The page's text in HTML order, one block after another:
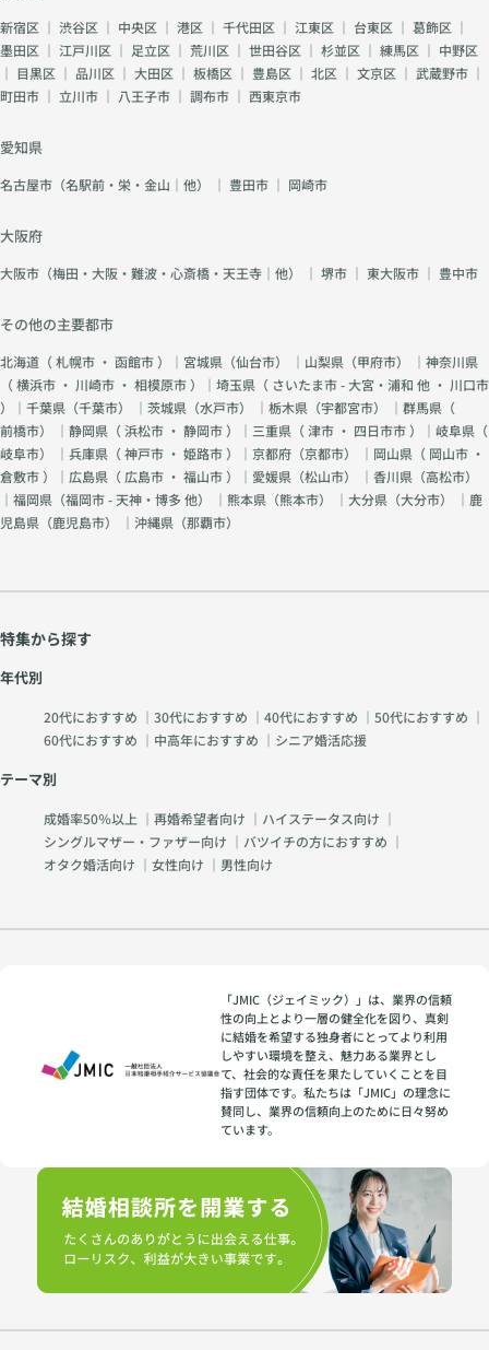
新宿区 ｜ 渋谷区 ｜ 中央区 ｜ 港区 ｜ 千代田区 ｜ 江東区 ｜ 台東区 ｜ 葛飾区 ｜
墨田区 ｜ 江戸川区 ｜ 足立区 ｜ 荒川区 ｜ 世田谷区 ｜ 杉並区 ｜ 練馬区 ｜ 中野区
｜ 目黒区 ｜ 品川区 ｜ 大田区 ｜ 板橋区 ｜ 豊島区 ｜ 北区 ｜ 文京区 ｜ 武蔵野市 ｜
町田市 ｜ 立川市 ｜ 八王子市 ｜ 調布市 ｜ 西東京市
愛知県
名古屋市（名駅前・栄・金山｜他） ｜ 豊田市 ｜ 岡崎市
大阪府
大阪市（梅田・大阪・難波・心斎橋・天王寺｜他） ｜ 堺市 ｜ 東大阪市 ｜ 豊中市
その他の主要都市
北海道（札幌市 ・ 函館市）｜宮城県（仙台市） ｜山梨県（甲府市） ｜神奈川県
（横浜市 ・ 川崎市 ・ 相模原市）｜埼玉県（ さいたま市 - 大宮・浦和 他 ・ 川口市
）｜千葉県（千葉市） ｜茨城県（水戸市） ｜栃木県（宇都宮市） ｜群馬県（
前橋市） ｜静岡県（浜松市 ・ 静岡市）｜三重県（津市 ・ 四日市市）｜岐阜県（
岐阜市） ｜兵庫県（神戸市 ・ 姫路市）｜京都府（京都市） ｜岡山県（ 岡山市 ・
倉敷市）｜広島県（ 広島市 ・ 福山市）｜愛媛県（松山市） ｜香川県（高松市）
｜福岡県（福岡市 - 天神・博多 他） ｜熊本県（熊本市） ｜大分県（大分市） ｜鹿
児島県（鹿児島市） ｜沖縄県（那覇市）
特集から探す
年代別
20代におすすめ ｜ 30代におすすめ ｜ 40代におすすめ ｜ 50代におすすめ ｜
60代におすすめ ｜ 中高年におすすめ ｜ シニア婚活応援
テーマ別
成婚率50％以上 ｜ 再婚希望者向け ｜ ハイステータス向け ｜
シングルマザー・ファザー向け ｜ バツイチの方におすすめ ｜
オタク婚活向け ｜ 女性向け ｜ 男性向け
「JMIC（ジェイミック）」は、業界の信頼
性の向上とより一層の健全化を図り、真剣
に結婚を希望する独身者にとってより利用
しやすい環境を整え、魅力ある業界とし
て、社会的な責任を果たしていくことを目
指す団体です。私たちは「JMIC」の理念に
賛同し、業界の信頼向上のために日々努め
ています。